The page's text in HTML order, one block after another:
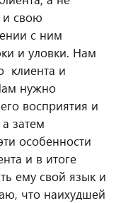
и свою
с ним
и уловки. Нам
клиента и
нужно
восприятия и
затем
особенности
и в итоге
ему свой язык и
что наихудшей